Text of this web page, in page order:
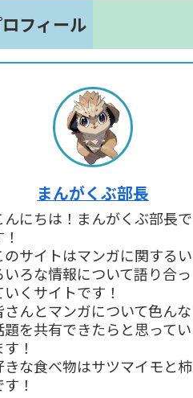
フィール
まんがくぶ部長
んにちは！まんがくぶ部長で
のサイトはマンガに関するい
いろな情報について語り合っ
いくサイトです！
さんとマンガについて色んな
題を共有できたらと思ってい
す！
きな食べ物はサツマイモと柿
！